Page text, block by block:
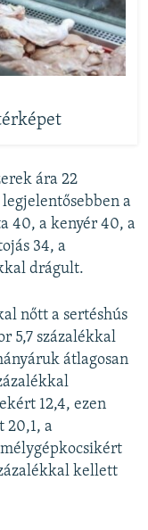
ára 22
a
40, a kenyér 40, a
34, a
drágult.
nőtt a sertéshús
5,7 százalékkal
átlagosan
12,4, ezen
20,1, a
kellett